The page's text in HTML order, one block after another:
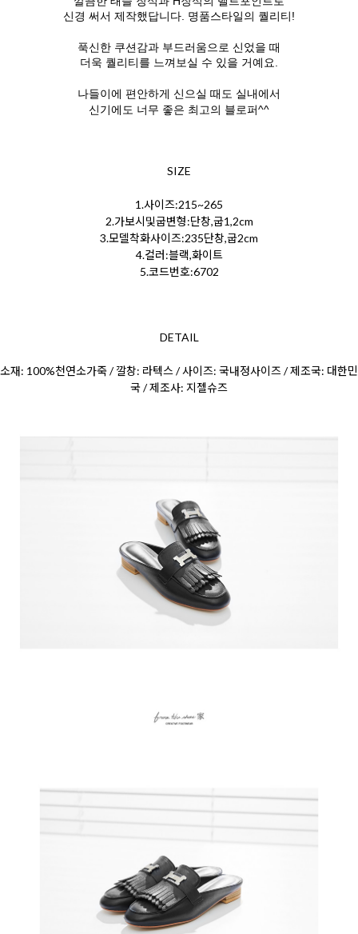
신경 써서 제작했답니다. 명품스타일의 퀄리티!
푹신한 쿠션감과 부드러움으로 신었을 때
더욱 퀄리티를 느껴보실 수 있을 거예요.
나들이에 편안하게 신으실 때도 실내에서
신기에도 너무 좋은 최고의 블로퍼^^
SIZE
1.사이즈:215~265
2.가보시및굽변형:단창,굽1,2cm
3.모델착화사이즈:235단창,굽2cm
4.컬러:블랙,화이트
5.코드번호:6702
DETAIL
소재: 100%천연소가죽 / 깔창: 라텍스 / 사이즈: 국내정사이즈 / 제조국: 대한민
국 / 제조사: 지젤슈즈